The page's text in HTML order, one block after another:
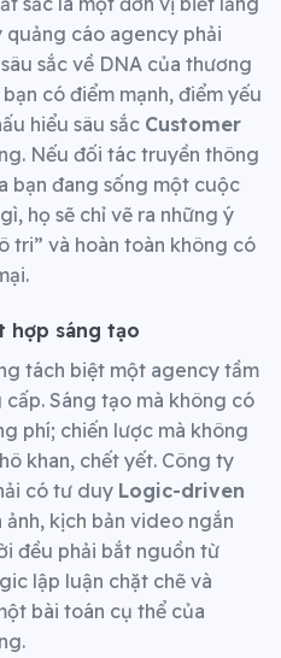
quảng cáo agency phải
sắc về DNA của thương
có điểm mạnh, điểm yếu
hiểu sâu sắc Customer
Nếu đối tác truyền thông
bạn đang sống một cuộc
họ sẽ chỉ vẽ ra những ý
tri” và hoàn toàn không có
hợp sáng tạo
tách biệt một agency tầm
Sáng tạo mà không có
phí; chiến lược mà không
khan, chết yết. Công ty
có tư duy Logic-driven
ảnh, kịch bản video ngắn
đều phải bắt nguồn từ
lập luận chặt chẽ và
bài toán cụ thể của